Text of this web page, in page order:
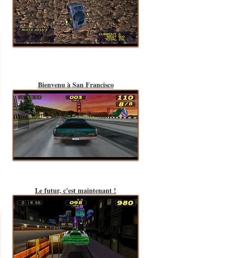
Bienvenu à San Francisco
Le futur, c'est maintenant !